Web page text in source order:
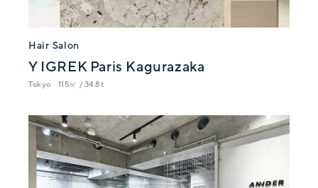
Hair Salon
Y IGREK Paris Kagurazaka
Tokyo 115㎡ / 34.8t